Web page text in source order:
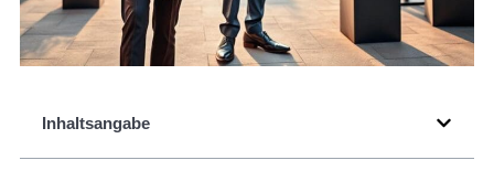
Inhaltsangabe